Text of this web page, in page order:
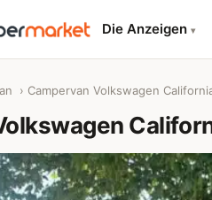
Die Anzeigen ▾
› Campervan Volkswagen